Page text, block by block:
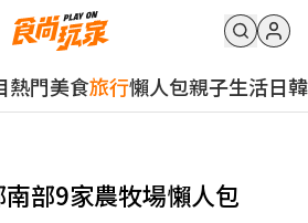
熱門美食旅行懶人包親子生活日韓
部9家農牧場懶人包